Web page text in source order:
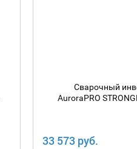
Сварочный
AuroraPRO
33 573 руб.